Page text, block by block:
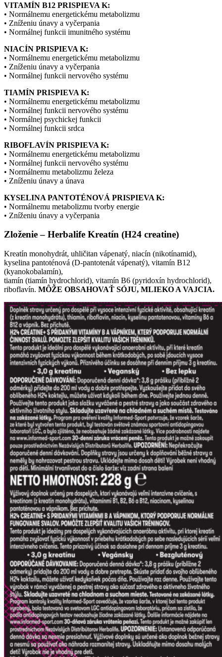
VITAMÍN B12 PRISPIEVA K:
• Normálnemu energetickému metabolizmu
• Zníženiu únavy a vyčerpania
• Normálnej funkcii imunitného systému
NIACÍN PRISPIEVA K:
• Normálnemu energetickému metabolizmu
• Zníženiu únavy a vyčerpania
• Normálnej funkcii nervového systému
TIAMÍN PRISPIEVA K:
• Normálnemu energetickému metabolizmu
• Normálnej funkcii nervového systému
• Normálnej psychickej funkcii
• Normálnej funkcii srdca
RIBOFLAVÍN PRISPIEVA K:
• Normálnemu energetickému metabolizmu
• Normálnej funkcii nervového systému
• Normálnemu metabolizmu železa
• Zníženiu únavy a únava
KYSELINA PANTOTÉNOVÁ PRISPIEVA K:
• Normálnemu metabolizmu tvorby energie
• Zníženiu únavy a vyčerpania
Zloženie – Herbalife Kreatín (H24 creatine)
Kreatín monohydrát, uhličitan vápenatý, niacín (nikotínamid),
kyselina pantoténová (D-pantotenát vápenatý), vitamín B12
(kyanokobalamín),
tiamín (tiamín hydrochlorid), vitamín B6 (pyridoxín hydrochlorid),
riboflavín. MÔŽE OBSAHOVAŤ SÓJU, MLIEKO A VAJCIA.